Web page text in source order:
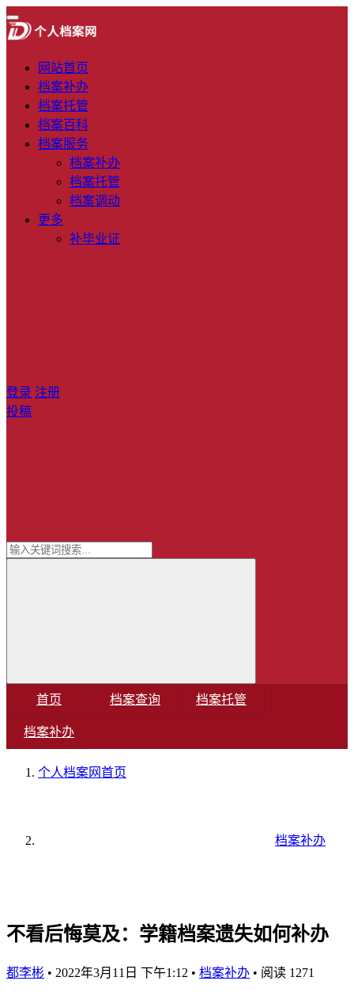
网站首页
档案补办
档案托管
档案百科
档案服务
档案补办
档案托管
档案调动
更多
补毕业证
登录 注册
投稿
首页 档案查询 档案托管
档案补办
个人档案网首页
档案补办
不看后悔莫及：学籍档案遗失如何补办
都李彬 • 2022年3月11日 下午1:12 • 档案补办 • 阅读 1271